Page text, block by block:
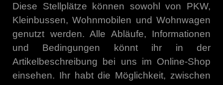
Diese Stellplätze können sowohl von PKW,
Kleinbussen, Wohnmobilen und Wohnwagen
genutzt werden. Alle Abläufe, Informationen
und Bedingungen könnt ihr in der
Artikelbeschreibung bei uns im Online-Shop
einsehen. Ihr habt die Möglichkeit, zwischen